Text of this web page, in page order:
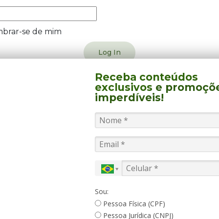
se de mim
Tipo de cadastro
Receba conteúdos
exclusivos e
imperdíveis!
Sou:
Pessoa Física (CPF)
Pessoa Jurídica (CNPJ)